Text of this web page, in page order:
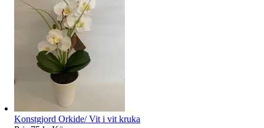
Konstgjord Orkide/ Vit i vit kruka